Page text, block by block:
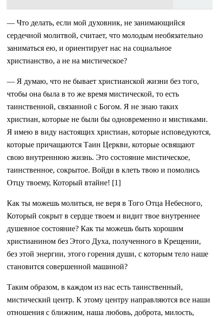
— Что делать, если мой духовник, не занимающийся
сердечной молитвой, считает, что молодым необязательно
заниматься ею, и ориентирует нас на социальное
христианство, а не на мистическое?
— Я думаю, что не бывает христианской жизни без того,
чтобы она была в то же время мистической, то есть
таинственной, связанной с Богом. Я не знаю таких
христиан, которые не были бы одновременно и мистиками.
Я имею в виду настоящих христиан, которые исповедуются,
которые причащаются Таин Церкви, которые освящают
свою внутреннюю жизнь. Это состояние мистическое,
таинственное, сокрытое. Войди в клеть твою и помолись
Отцу твоему, Который втайне! [1]
Как ты можешь молиться, не веря в Того Отца Небесного,
Который сокрыт в сердце твоем и видит твое внутреннее
душевное состояние? Как ты можешь быть хорошим
христианином без Этого Духа, полученного в Крещении,
без этой энергии, этого горения души, с которым тело наше
становится совершенной машиной?
Таким образом, в каждом из нас есть таинственный,
мистический центр. К этому центру направляются все наши
отношения с ближним, наша любовь, доброта, милость,